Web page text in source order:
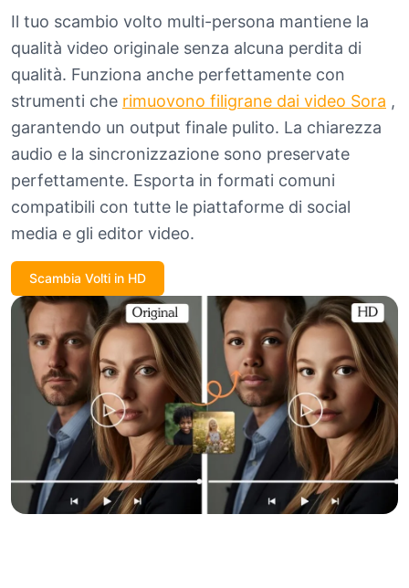
Il tuo scambio volto multi-persona mantiene la
qualità video originale senza alcuna perdita di
qualità. Funziona anche perfettamente con
strumenti che rimuovono filigrane dai video Sora ,
garantendo un output finale pulito. La chiarezza
audio e la sincronizzazione sono preservate
perfettamente. Esporta in formati comuni
compatibili con tutte le piattaforme di social
media e gli editor video.
Scambia Volti in HD